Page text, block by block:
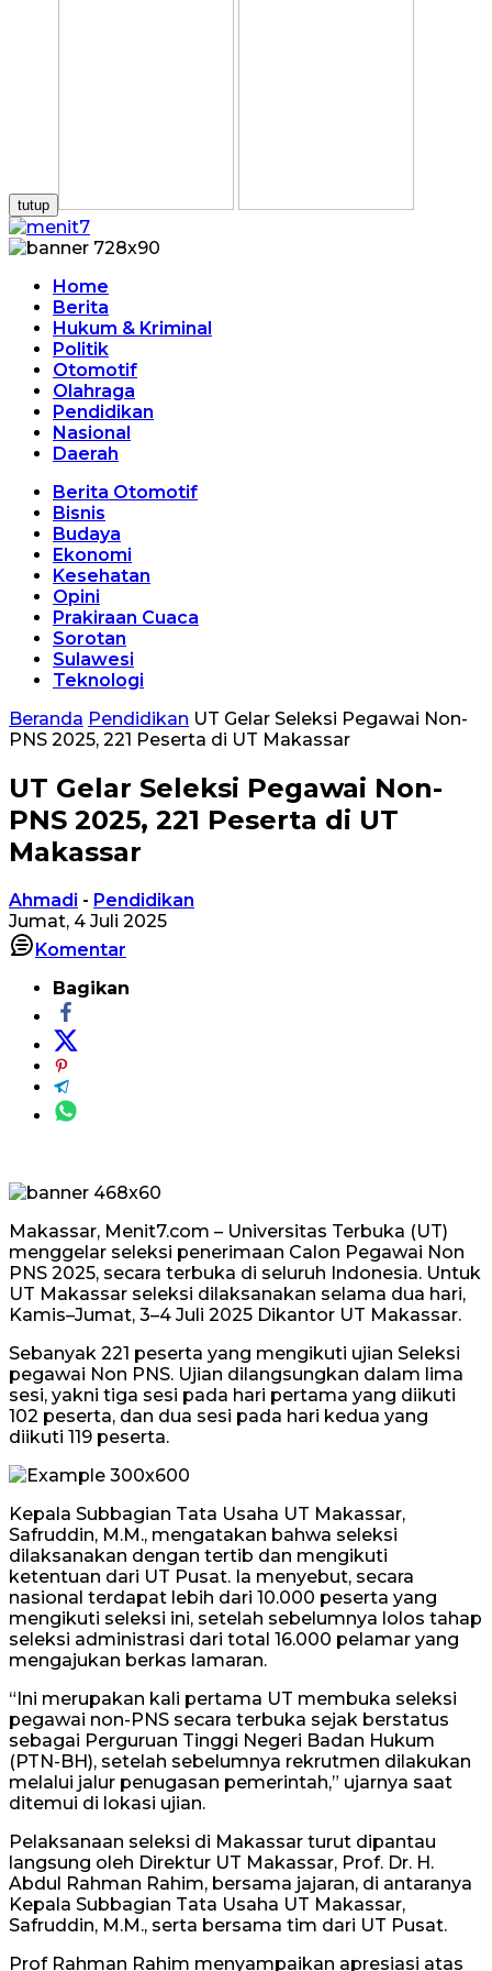
tutup
Home
Berita
Hukum & Kriminal
Politik
Otomotif
Olahraga
Pendidikan
Nasional
Daerah
Berita Otomotif
Bisnis
Budaya
Ekonomi
Kesehatan
Opini
Prakiraan Cuaca
Sorotan
Sulawesi
Teknologi
Beranda Pendidikan UT Gelar Seleksi Pegawai Non-
PNS 2025, 221 Peserta di UT Makassar
UT Gelar Seleksi Pegawai Non-
PNS 2025, 221 Peserta di UT
Makassar
Ahmadi - Pendidikan
Jumat, 4 Juli 2025
Komentar
Bagikan
Makassar, Menit7.com – Universitas Terbuka (UT)
menggelar seleksi penerimaan Calon Pegawai Non
PNS 2025, secara terbuka di seluruh Indonesia. Untuk
UT Makassar seleksi dilaksanakan selama dua hari,
Kamis–Jumat, 3–4 Juli 2025 Dikantor UT Makassar.
Sebanyak 221 peserta yang mengikuti ujian Seleksi
pegawai Non PNS. Ujian dilangsungkan dalam lima
sesi, yakni tiga sesi pada hari pertama yang diikuti
102 peserta, dan dua sesi pada hari kedua yang
diikuti 119 peserta.
Kepala Subbagian Tata Usaha UT Makassar,
Safruddin, M.M., mengatakan bahwa seleksi
dilaksanakan dengan tertib dan mengikuti
ketentuan dari UT Pusat. Ia menyebut, secara
nasional terdapat lebih dari 10.000 peserta yang
mengikuti seleksi ini, setelah sebelumnya lolos tahap
seleksi administrasi dari total 16.000 pelamar yang
mengajukan berkas lamaran.
“Ini merupakan kali pertama UT membuka seleksi
pegawai non-PNS secara terbuka sejak berstatus
sebagai Perguruan Tinggi Negeri Badan Hukum
(PTN-BH), setelah sebelumnya rekrutmen dilakukan
melalui jalur penugasan pemerintah,” ujarnya saat
ditemui di lokasi ujian.
Pelaksanaan seleksi di Makassar turut dipantau
langsung oleh Direktur UT Makassar, Prof. Dr. H.
Abdul Rahman Rahim, bersama jajaran, di antaranya
Kepala Subbagian Tata Usaha UT Makassar,
Safruddin, M.M., serta bersama tim dari UT Pusat.
Prof Rahman Rahim menyampaikan apresiasi atas